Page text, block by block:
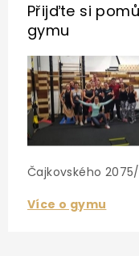
Přijďte si
gymu
Čajkovského
Více o gymu